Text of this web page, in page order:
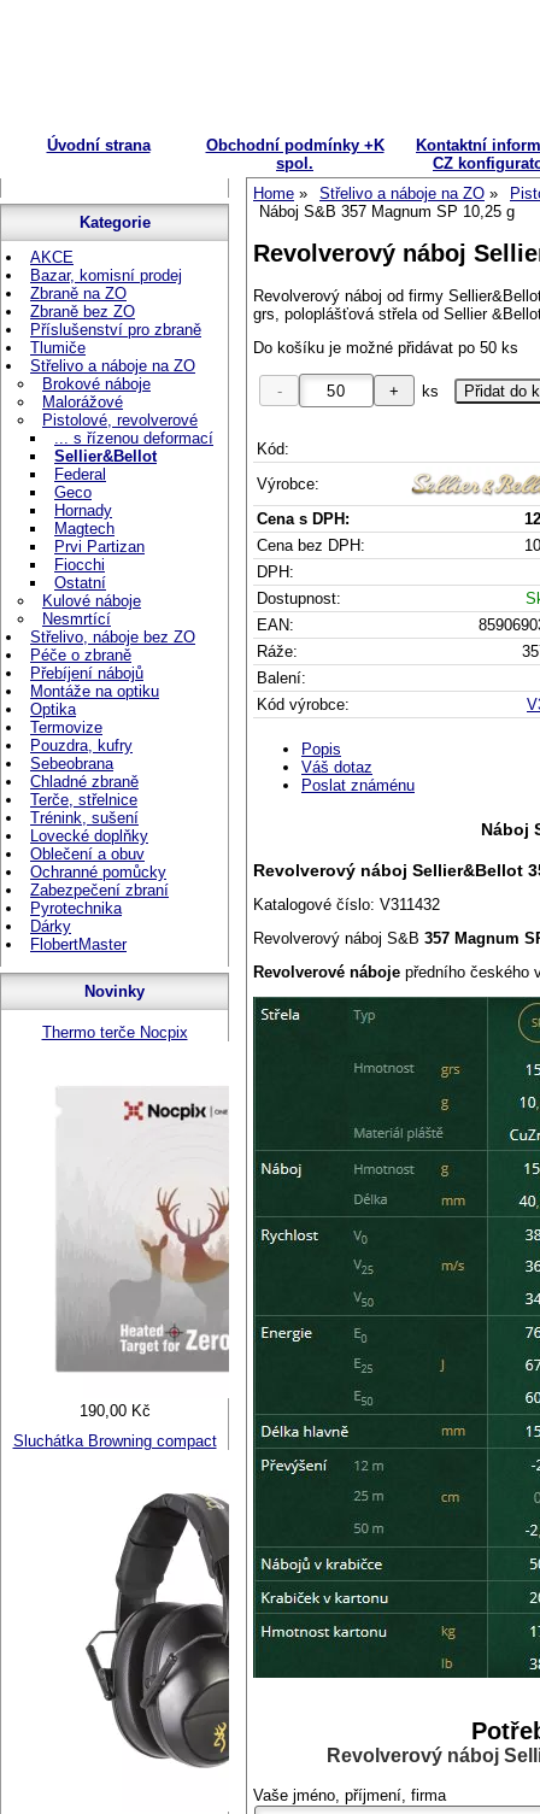
Úvodní strana
Obchodní podmínky +K
spol.
Kontaktní
CZ
Home
Střelivo a náboje na ZO
Náboj S&B 357 Magnum SP 10,25 g
Revolverový náboj
Revolverový náboj od firmy
grs, poloplášťová střela od Sellier
Do košíku je možné přidávat po 50 ks
ks
Kód:
Výrobce:
Cena s DPH:
Cena bez DPH:
DPH:
Dostupnost:
EAN:
Ráže:
Balení:
Kód výrobce:
Popis
Váš dotaz
Poslat známénu
Náboj
Revolverový náboj Sellier&Bellot
Katalogové číslo: V311432
Revolverový náboj S&B 357 Magnum
Revolverové náboje předního českého
Revolverový náboj
Vaše jméno, příjmení, firma
Kategorie
AKCE
Bazar, komisní prodej
Zbraně na ZO
Zbraně bez ZO
Příslušenství pro zbraně
Tlumiče
Střelivo a náboje na ZO
Brokové náboje
Malorážové
Pistolové, revolverové
... s řízenou deformací
Sellier&Bellot
Federal
Geco
Hornady
Magtech
Prvi Partizan
Fiocchi
Ostatní
Kulové náboje
Nesmrtící
Střelivo, náboje bez ZO
Péče o zbraně
Přebíjení nábojů
Montáže na optiku
Optika
Termovize
Pouzdra, kufry
Sebeobrana
Chladné zbraně
Terče, střelnice
Trénink, sušení
Lovecké doplňky
Oblečení a obuv
Ochranné pomůcky
Zabezpečení zbraní
Pyrotechnika
Dárky
FlobertMaster
Novinky
Thermo terče Nocpix
190,00 Kč
Sluchátka Browning compact